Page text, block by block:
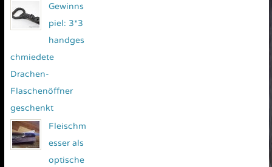
Gewinns
piel: 3*3
handges
chmiedete
Drachen-
Flaschenöffner
geschenkt
Fleischm
esser als
optische